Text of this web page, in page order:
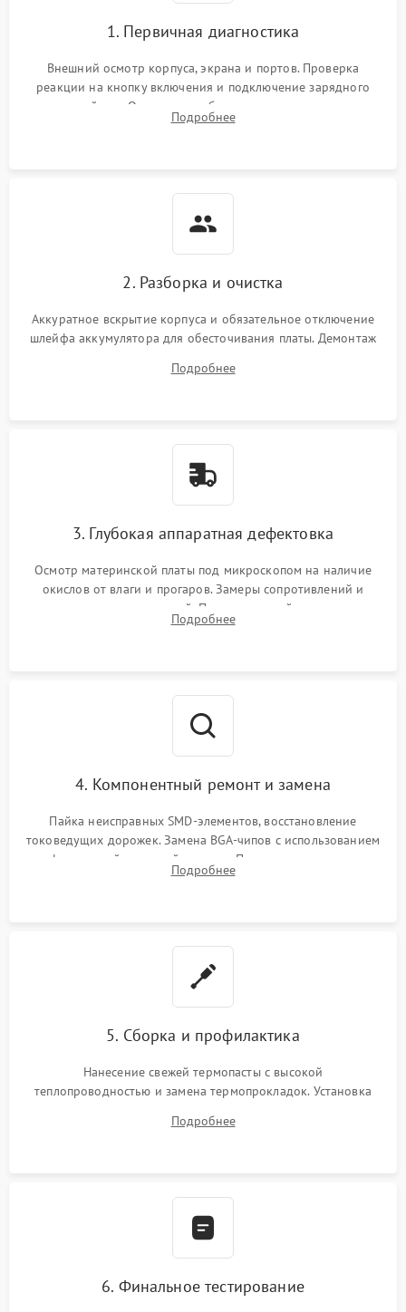
1. Первичная диагностика
Внешний осмотр корпуса, экрана и портов. Проверка
реакции на кнопку включения и подключение зарядного
устройства. Оценка потребления тока с помощью
лабораторного блока питания для локализации проблемы.
Подробнее
2. Разборка и очистка
Аккуратное вскрытие корпуса и обязательное отключение
шлейфа аккумулятора для обесточивания платы. Демонтаж
высохшей термопасты с кристаллов чипов.
Подробнее
3. Глубокая аппаратная дефектовка
Осмотр материнской платы под микроскопом на наличие
окислов от влаги и прогаров. Замеры сопротивлений и
дежурных напряжений. Проверка цепей питания,
мультиконтроллера, процессора и видеочипа.
Подробнее
4. Компонентный ремонт и замена
Пайка неисправных SMD-элементов, восстановление
токоведущих дорожек. Замена BGA-чипов с использованием
инфракрасной паяльной станции. Прошивка микросхемы
BIOS или замена поврежденных портов USB
Подробнее
5. Сборка и профилактика
Нанесение свежей термопасты с высокой
теплопроводностью и замена термопрокладок. Установка
шлейфов, модулей памяти и накопителей. Предварительная
Подробнее
6. Финальное тестирование